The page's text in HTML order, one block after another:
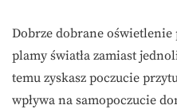
Dobrze dobrane
plamy światła zamiast
temu zyskasz poczucie
wpływa na samopoczucie